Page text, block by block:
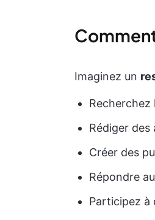
Imaginez un
Recherchez
Rédiger
Créer des
Répondre
Participez à